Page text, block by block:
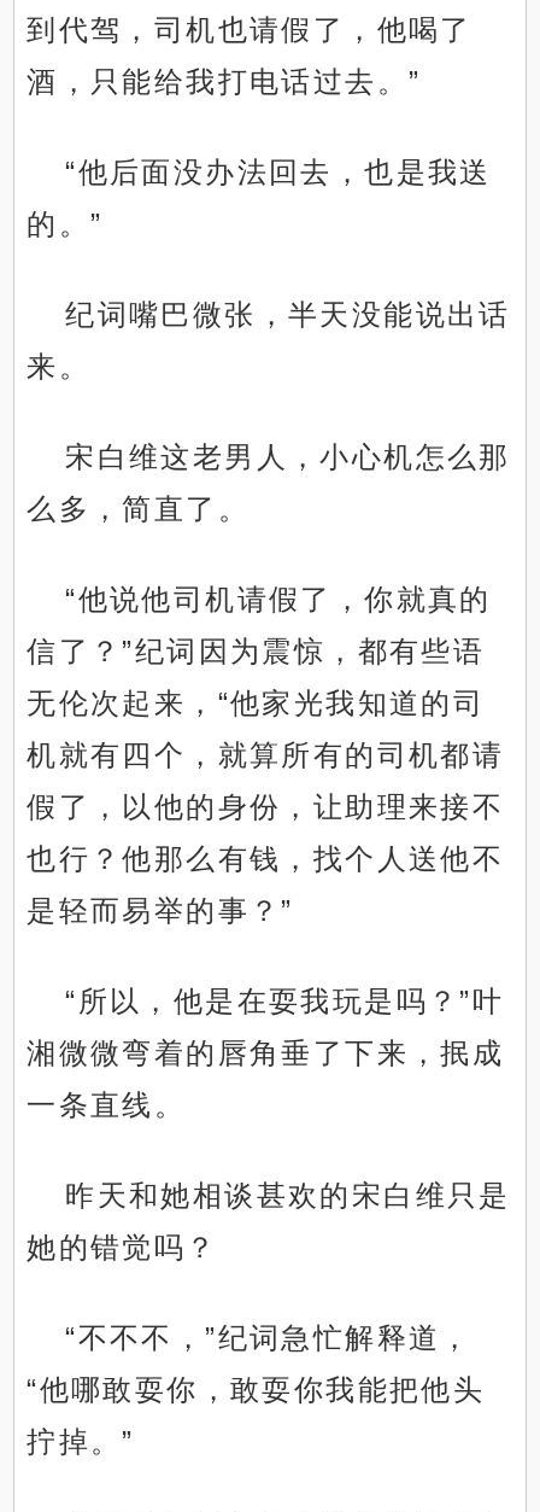
到代驾，司机也请假了，他喝了
酒，只能给我打电话过去。”
“他后面没办法回去，也是我送
的。”
纪词嘴巴微张，半天没能说出话
来。
宋白维这老男人，小心机怎么那
么多，简直了。
“他说他司机请假了，你就真的
信了？”纪词因为震惊，都有些语
无伦次起来，“他家光我知道的司
机就有四个，就算所有的司机都请
假了，以他的身份，让助理来接不
也行？他那么有钱，找个人送他不
是轻而易举的事？”
“所以，他是在耍我玩是吗？”叶
湘微微弯着的唇角垂了下来，抿成
一条直线。
昨天和她相谈甚欢的宋白维只是
她的错觉吗？
“不不不，”纪词急忙解释道，
“他哪敢耍你，敢耍你我能把他头
拧掉。”